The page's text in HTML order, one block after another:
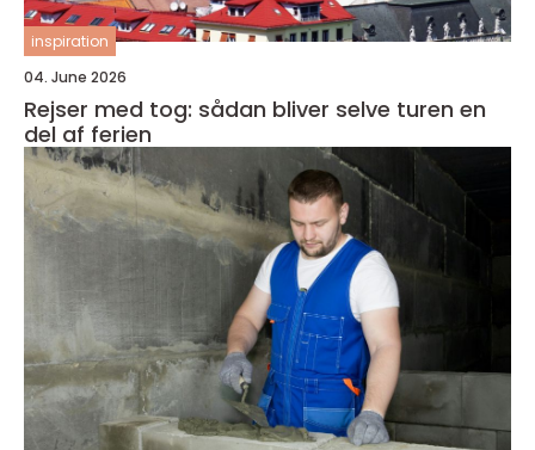
inspiration
04. June 2026
Rejser med tog: sådan bliver selve turen en
del af ferien